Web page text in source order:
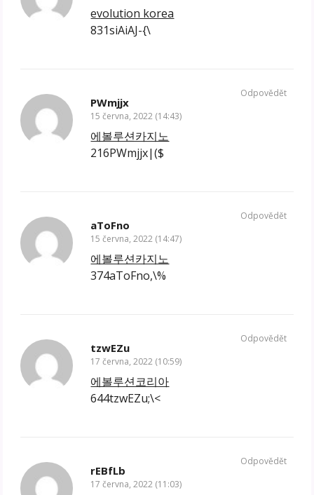
evolution korea
831siAiAJ-{\
PWmjjx
15 června, 2022 (14:43)
에볼루션카지노
216PWmjjx|($
Odpovědět
aToFno
15 června, 2022 (14:47)
에볼루션카지노
374aToFno,\%
Odpovědět
tzwEZu
17 června, 2022 (10:59)
에볼루션코리아
644tzwEZu;\<
Odpovědět
rEBfLb
17 června, 2022 (11:03)
Odpovědět